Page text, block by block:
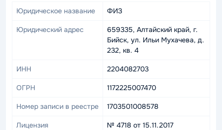
Юридическое название ФИЗ
Юридический адрес
659335, Алтайский край, г.
Бийск, ул. Ильи Мухачева, д.
232, кв. 4
ИНН 2204082703
ОГРН 1172225007470
Номер записи в реестре 1703501008578
Лицензия № 4718 от 15.11.2017